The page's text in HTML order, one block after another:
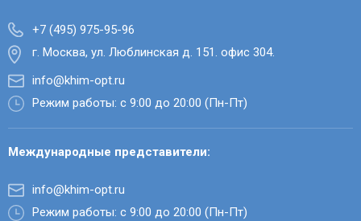
+7 (495) 975-95-96
г. Москва, ул. Люблинская д. 151. офис 304.
info@khim-opt.ru
Режим работы: с 9:00 до 20:00 (Пн-Пт)
Международные представители:
info@khim-opt.ru
Режим работы: с 9:00 до 20:00 (Пн-Пт)